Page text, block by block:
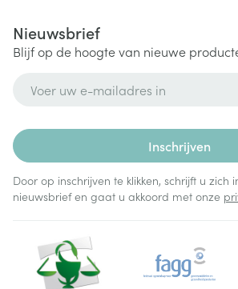
Nieuwsbrief
Blijf op de hoogte van nieuwe
Inschrijven
Door op inschrijven te klikken, schrijft u zich
nieuwsbrief en gaat u akkoord met onze